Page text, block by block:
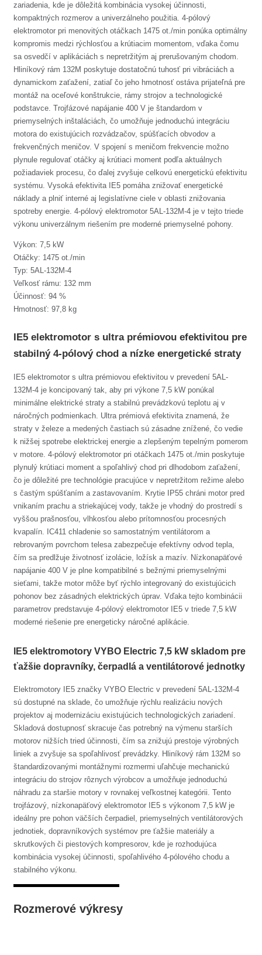
zariadenia, kde je dôležitá kombinácia vysokej účinnosti,
kompaktných rozmerov a univerzálneho použitia. 4-pólový
elektromotor pri menovitých otáčkach 1475 ot./min ponúka optimálny
kompromis medzi rýchlosťou a krútiacim momentom, vďaka čomu
sa osvedčí v aplikáciách s nepretržitým aj prerušovaným chodom.
Hliníkový rám 132M poskytuje dostatočnú tuhosť pri vibráciách a
dynamickom zaťažení, zatiaľ čo jeho hmotnosť ostáva prijateľná pre
montáž na oceľové konštrukcie, rámy strojov a technologické
podstavce. Trojfázové napájanie 400 V je štandardom v
priemyselných inštaláciách, čo umožňuje jednoduchú integráciu
motora do existujúcich rozvádzačov, spúšťacích obvodov a
frekvenčných meničov. V spojení s meničom frekvencie možno
plynule regulovať otáčky aj krútiaci moment podľa aktuálnych
požiadaviek procesu, čo ďalej zvyšuje celkovú energetickú efektivitu
systému. Vysoká efektivita IE5 pomáha znižovať energetické
náklady a plniť interné aj legislatívne ciele v oblasti znižovania
spotreby energie. 4-pólový elektromotor 5AL-132M-4 je v tejto triede
výkonu univerzálnym riešením pre moderné priemyselné pohony.
Výkon: 7,5 kW
Otáčky: 1475 ot./min
Typ: 5AL-132M-4
Veľkosť rámu: 132 mm
Účinnosť: 94 %
Hmotnosť: 97,8 kg
IE5 elektromotor s ultra prémiovou efektivitou pre
stabilný 4-pólový chod a nízke energetické straty
IE5 elektromotor s ultra prémiovou efektivitou v prevedení 5AL-
132M-4 je koncipovaný tak, aby pri výkone 7,5 kW ponúkal
minimálne elektrické straty a stabilnú prevádzkovú teplotu aj v
náročných podmienkach. Ultra prémiová efektivita znamená, že
straty v železe a medených častiach sú zásadne znížené, čo vedie
k nižšej spotrebe elektrickej energie a zlepšeným tepelným pomerom
v motore. 4-pólový elektromotor pri otáčkach 1475 ot./min poskytuje
plynulý krútiaci moment a spoľahlivý chod pri dlhodobom zaťažení,
čo je dôležité pre technológie pracujúce v nepretržitom režime alebo
s častým spúšťaním a zastavovaním. Krytie IP55 chráni motor pred
vnikaním prachu a striekajúcej vody, takže je vhodný do prostredí s
vyššou prašnosťou, vlhkosťou alebo prítomnosťou procesných
kvapalín. IC411 chladenie so samostatným ventilátorom a
rebrovaným povrchom telesa zabezpečuje efektívny odvod tepla,
čím sa predlžuje životnosť izolácie, ložísk a mazív. Nízkonapäťové
napájanie 400 V je plne kompatibilné s bežnými priemyselnými
sieťami, takže motor môže byť rýchlo integrovaný do existujúcich
pohonov bez zásadných elektrických úprav. Vďaka tejto kombinácii
parametrov predstavuje 4-pólový elektromotor IE5 v triede 7,5 kW
moderné riešenie pre energeticky náročné aplikácie.
IE5 elektromotory VYBO Electric 7,5 kW skladom pre
ťažšie dopravníky, čerpadlá a ventilátorové jednotky
Elektromotory IE5 značky VYBO Electric v prevedení 5AL-132M-4
sú dostupné na sklade, čo umožňuje rýchlu realizáciu nových
projektov aj modernizáciu existujúcich technologických zariadení.
Skladová dostupnosť skracuje čas potrebný na výmenu starších
motorov nižších tried účinnosti, čím sa znižujú prestoje výrobných
liniek a zvyšuje sa spoľahlivosť prevádzky. Hliníkový rám 132M so
štandardizovanými montážnymi rozmermi uľahčuje mechanickú
integráciu do strojov rôznych výrobcov a umožňuje jednoduchú
náhradu za staršie motory v rovnakej veľkostnej kategórii. Tento
trojfázový, nízkonapäťový elektromotor IE5 s výkonom 7,5 kW je
ideálny pre pohon väčších čerpadiel, priemyselných ventilátorových
jednotiek, dopravníkových systémov pre ťažšie materiály a
skrutkových či piestových kompresorov, kde je rozhodujúca
kombinácia vysokej účinnosti, spoľahlivého 4-pólového chodu a
stabilného výkonu.
Rozmerové výkresy